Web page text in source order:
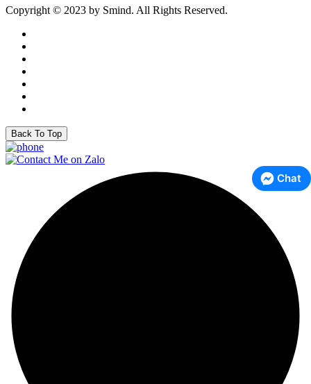
Copyright © 2023 by Smind. All Rights Reserved.
Back To Top
Chat